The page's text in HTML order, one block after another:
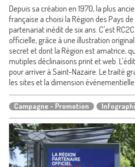
Depuis sa création en 1970, la plus
française a choisi la Région des Pays
partenariat inédit de six ans. C'est
officielle, grâce à une illustration
secret et dont la Région est amatrice,
mutiples déclinaisons print et web.
pour arriver à Saint-Nazaire. Le traité
les sites et la dimension événementielle.
Campagne - Promotion